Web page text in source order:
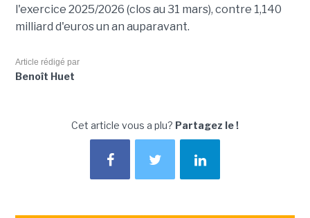
l'exercice 2025/2026 (clos au 31 mars), contre 1,140
milliard d'euros un an auparavant.
Article rédigé par
Benoît Huet
Cet article vous a plu? Partagez le !